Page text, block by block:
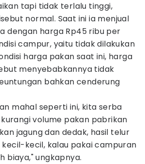
tapi tidak terlalu tinggi,
normal. Saat ini ia menjual
dengan harga Rp45 ribu per
campur, yaitu tidak dilakukan
harga pakan saat ini, harga
menyebabkannya tidak
bahkan cenderung
mahal seperti ini, kita serba
volume pakan pabrikan
jagung dan dedak, hasil telur
kecil, kalau pakai campuran
biaya," ungkapnya.